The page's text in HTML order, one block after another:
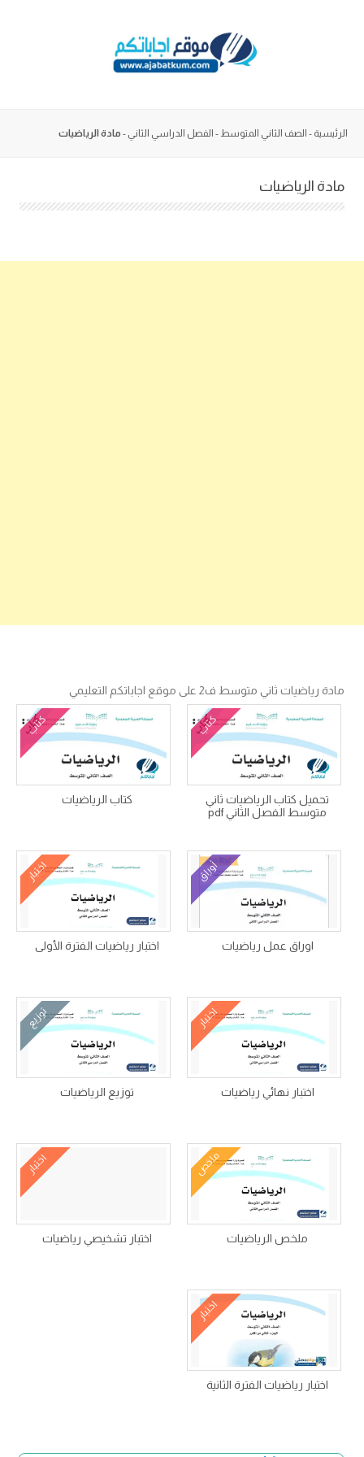
الرئيسية - الصف الثاني المتوسط - الفصل الدراسي الثاني - مادة الرياضيات
مادة الرياضيات
مادة رياضيات ثاني متوسط ف2 على موقع اجاباتكم التعليمي
كتاب
تحميل كتاب الرياضيات ثاني
متوسط الفصل الثاني pdf
كتاب
كتاب الرياضيات
أوراق
اوراق عمل رياضيات
اختبار
اختبار رياضيات الفترة الأولى
اختبار
اختبار نهائي رياضيات
توزيع
توزيع الرياضيات
ملخص
ملخص الرياضيات
اختبار
اختبار تشخيصي رياضيات
اختبار
اختبار رياضيات الفترة الثانية